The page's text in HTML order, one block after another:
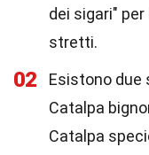
dei sigari"
stretti.
02
Esistono due
Catalpa
Catalpa